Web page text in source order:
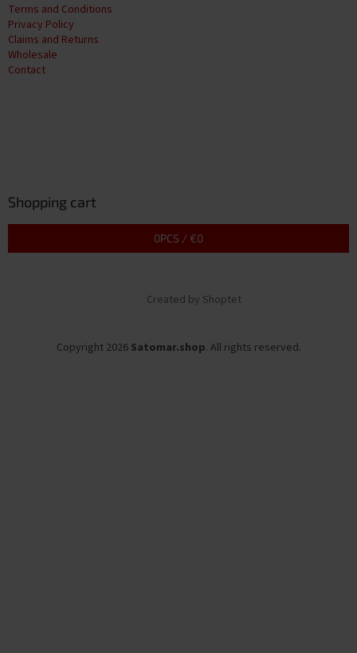
Terms and Conditions
Privacy Policy
Claims and Returns
Wholesale
Contact
Shopping cart
0PCS / €0
Created by Shoptet
Copyright 2026 Satomar.shop. All rights reserved.